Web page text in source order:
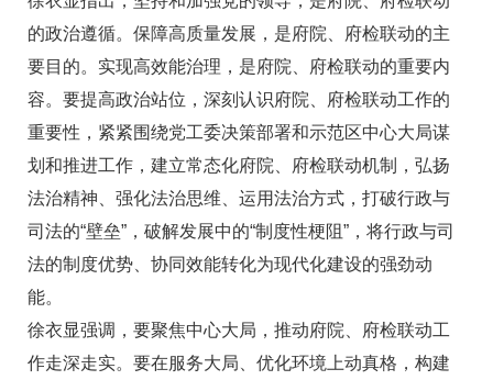
的政治遵循。保障高质量发展，是府院、府检联动的主
要目的。实现高效能治理，是府院、府检联动的重要内
容。要提高政治站位，深刻认识府院、府检联动工作的
重要性，紧紧围绕党工委决策部署和示范区中心大局谋
划和推进工作，建立常态化府院、府检联动机制，弘扬
法治精神、强化法治思维、运用法治方式，打破行政与
司法的“壁垒”，破解发展中的“制度性梗阻”，将行政与司
法的制度优势、协同效能转化为现代化建设的强劲动
能。
徐衣显强调，要聚焦中心大局，推动府院、府检联动工
作走深走实。要在服务大局、优化环境上动真格，构建